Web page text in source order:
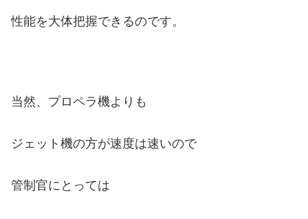
性能を大体把握できるのです。
当然、プロペラ機よりも
ジェット機の方が速度は速いので
管制官にとっては